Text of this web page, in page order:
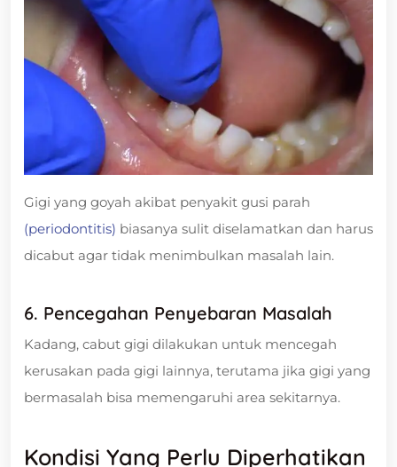
Gigi yang goyah akibat penyakit gusi parah
(periodontitis) biasanya sulit diselamatkan dan harus
dicabut agar tidak menimbulkan masalah lain.
6. Pencegahan Penyebaran Masalah
Kadang, cabut gigi dilakukan untuk mencegah
kerusakan pada gigi lainnya, terutama jika gigi yang
bermasalah bisa memengaruhi area sekitarnya.
Kondisi Yang Perlu Diperhatikan